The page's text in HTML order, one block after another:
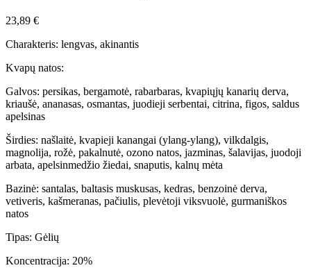
23,89 €
Charakteris: lengvas, akinantis
Kvapų natos:
Galvos: persikas, bergamotė, rabarbaras, kvapiųjų kanarių derva,
kriaušė, ananasas, osmantas, juodieji serbentai, citrina, figos, saldus
apelsinas
Širdies: našlaitė, kvapieji kanangai (ylang-ylang), vilkdalgis,
magnolija, rožė, pakalnutė, ozono natos, jazminas, šalavijas, juodoji
arbata, apelsinmedžio žiedai, snaputis, kalnų mėta
Bazinė: santalas, baltasis muskusas, kedras, benzoinė derva,
vetiveris, kašmeranas, pačiulis, plevėtoji viksvuolė, gurmaniškos
natos
Tipas: Gėlių
Koncentracija: 20%